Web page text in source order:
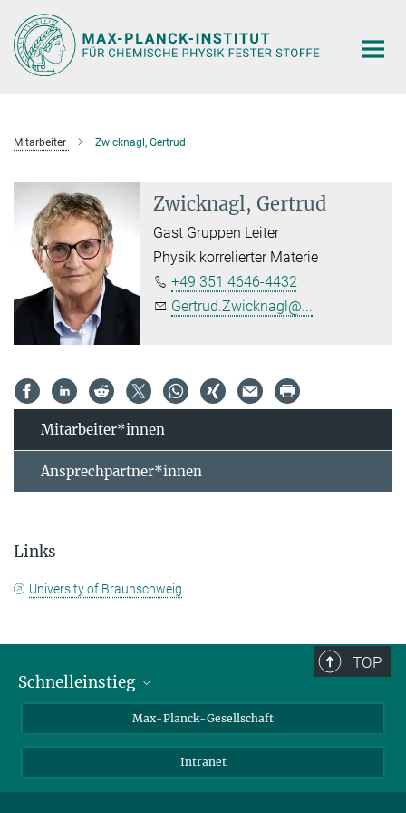
Hauptinhalt
Mitarbeiter Zwicknagl, Gertrud
Zwicknagl, Gertrud
Gast Gruppen Leiter
Physik korrelierter Materie
+49 351 4646-4432
Gertrud.Zwicknagl@...
Mitarbeiter*innen
Ansprechpartner*innen
Links
University of Braunschweig
TOP
Schnelleinstieg
Ansprechpartner*innen
Presse- und Öffentlichkeitsarbeit
Max-Planck-Gesellschaft
Intranet